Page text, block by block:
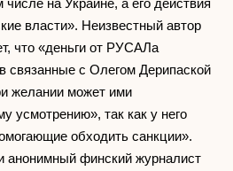
власти». Неизвестный автор
что «деньги от РУСАЛа
связанные с Олегом Дерипаской
желании может ими
усмотрению», так как у него
обходить санкции».
анонимный финский журналист